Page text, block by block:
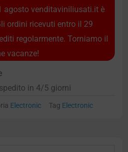
agosto venditaviniliusati.it è
ordini ricevuti entro il 29
regolarmente. Torniamo il
vacanze!
in 4/5 giorni
Electronic Tag Electronic